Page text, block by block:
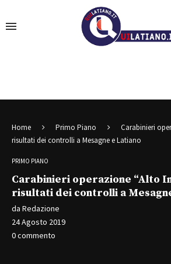
Home Primo Piano
Carabinieri
risultati dei controlli a Mesagne e Latiano
PRIMO PIANO
Carabinieri operazione “Alto
risultati dei controlli a
da Redazione
24 Agosto 2019
0 commento